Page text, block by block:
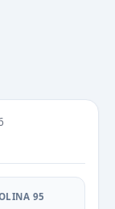
95